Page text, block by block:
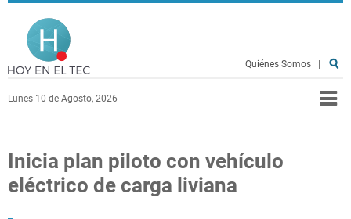
Pasar al contenido principal
Lunes 10 de Agosto, 2026
Quiénes Somos
Inicia plan piloto con vehículo
eléctrico de carga liviana